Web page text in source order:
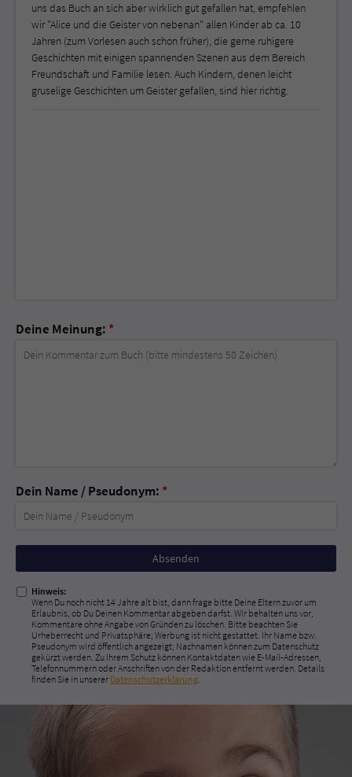
uns das Buch an sich aber wirklich gut gefallen hat, empfehlen
wir "Alice und die Geister von nebenan" allen Kinder ab ca. 10
Jahren (zum Vorlesen auch schon früher), die gerne ruhigere
Geschichten mit einigen spannenden Szenen aus dem Bereich
Freundschaft und Familie lesen. Auch Kindern, denen leicht
gruselige Geschichten um Geister gefallen, sind hier richtig.
Deine Meinung: *
Dein Name / Pseudonym: *
Nicht
ausfüllen!
Hinweis:
Wenn Du noch nicht 14 Jahre alt bist, dann frage bitte Deine Eltern zuvor um
Erlaubnis, ob Du Deinen Kommentar abgeben darfst. Wir behalten uns vor,
Kommentare ohne Angabe von Gründen zu löschen. Bitte beachten Sie
Urheberrecht und Privatsphäre; Werbung ist nicht gestattet. Ihr Name bzw.
Pseudonym wird öffentlich angezeigt; Nachnamen können zum Datenschutz
gekürzt werden. Zu Ihrem Schutz können Kontaktdaten wie E-Mail-Adressen,
Telefonnummern oder Anschriften von der Redaktion entfernt werden. Details
finden Sie in unserer Datenschutzerklärung.